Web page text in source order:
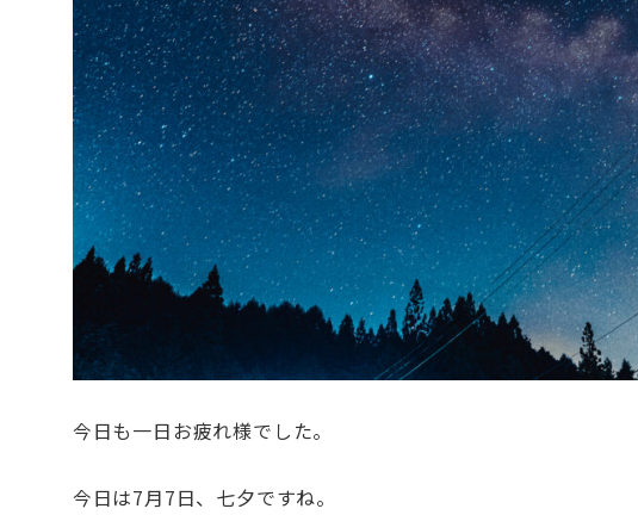
今日も一日お疲れ様でした。
今日は7月7日、七夕ですね。